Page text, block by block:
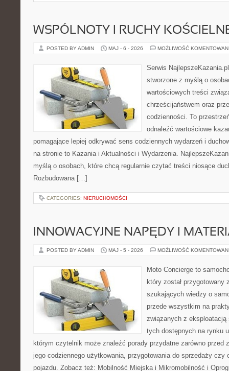
WSPÓLNOTY I RUCHY
POSTED BY ADMIN MAJ - 6 - 2026 MOŻLIWOŚĆ
Serwis
stworzone z myślą o
wartościowych treści
chrześcijaństwem oraz
codzienności. To
odnaleźć wartościowe
pomagające lepiej odkrywać sens codziennych wydarzeń i
na stronie to Kazania i Aktualności i Wydarzenia.
myślą o osobach, które chcą regularnie czytać treści niosące
Rozbudowana […]
CATEGORIES: NIERUCHOMOŚCI
INNOWACYJNE NAPĘDY I
POSTED BY ADMIN MAJ - 5 - 2026 MOŻLIWOŚĆ
Moto Concierge to
który został przygotowany
szukających wiedzy o
przede wszystkim na
związanych z eksploatacją
tych dostępnych na rynku
którym czytelnik może znaleźć porady przydatne zarówno przed
jego codziennego użytkowania, przygotowania do sprzedaży czy
pojazdu. Zobacz też: Mobilność Miejska i Mikromobilność i